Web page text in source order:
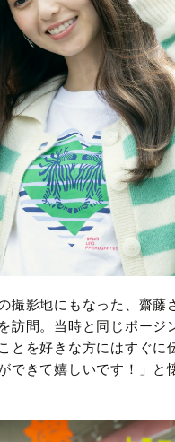
撮影地にもなった、齋藤
訪問。当時と同じポージ
とを好きな方にはすぐに
できて嬉しいです！」と